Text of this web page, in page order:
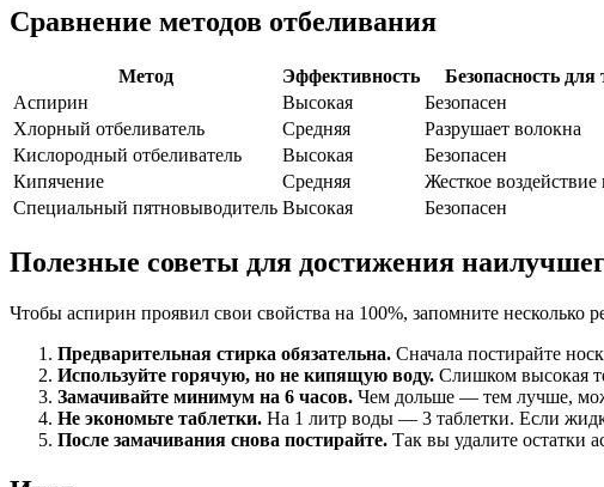
Сравнение методов отбеливания
Метод Эффективность Безопасность для
Аспирин
Высокая Безопасен
Хлорный отбеливатель
Средняя Разрушает волокна
Кислородный отбеливатель
Высокая Безопасен
Кипячение
Средняя Жесткое воздействие
Специальный пятновыводитель Высокая Безопасен
Полезные советы для достижения
Чтобы аспирин проявил свои свойства на 100%, запомните несколько
Предварительная стирка обязательна. Сначала постирайте
Используйте горячую, но не кипящую воду. Слишком высокая
Замачивайте минимум на 6 часов. Чем дольше — тем лучше,
Не экономьте таблетки. На 1 литр воды — 3 таблетки. Если
После замачивания снова постирайте. Так вы удалите остатки